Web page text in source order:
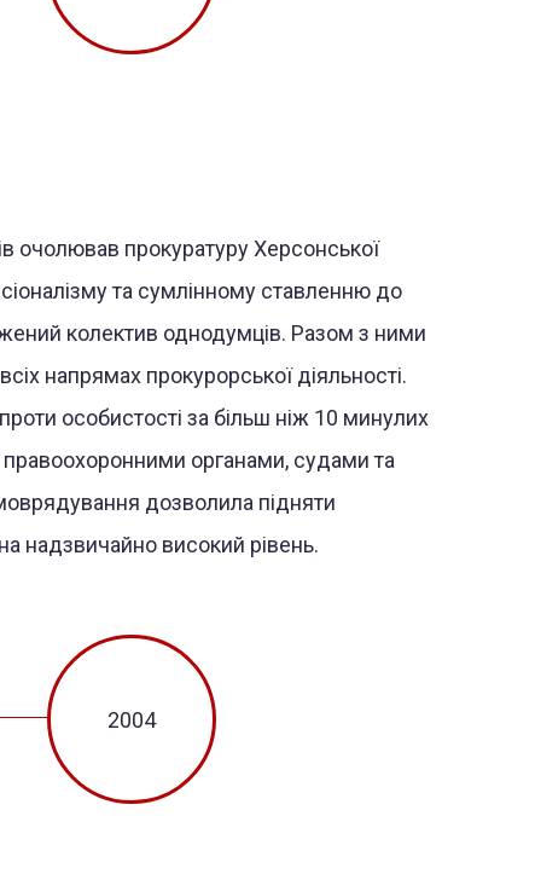
очолював прокуратуру Херсонської
та сумлінному ставленню до
колектив однодумців. Разом з ними
напрямах прокурорської діяльності.
особистості за більш ніж 10 минулих
правоохоронними органами, судами та
дозволила підняти
надзвичайно високий рівень.
2004